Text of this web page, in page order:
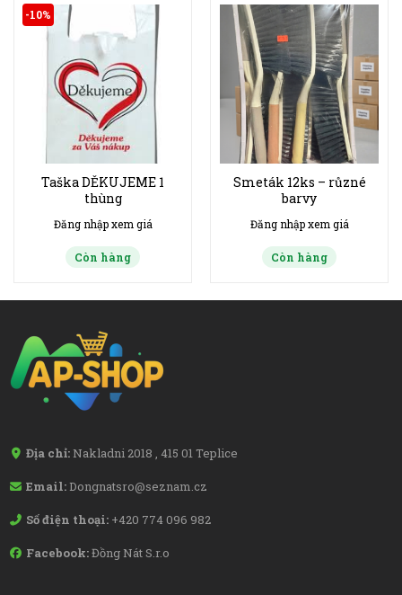
-10%
Taška DĚKUJEME 1
thùng
Đăng nhập xem giá
Còn hàng
Smeták 12ks – různé
barvy
Đăng nhập xem giá
Còn hàng
Địa chỉ: Nakladni 2018 , 415 01 Teplice
Email:Dongnatsro@seznam.cz
Số điện thoại: +420 774 096 982
Facebook:Đồng Nát S.r.o